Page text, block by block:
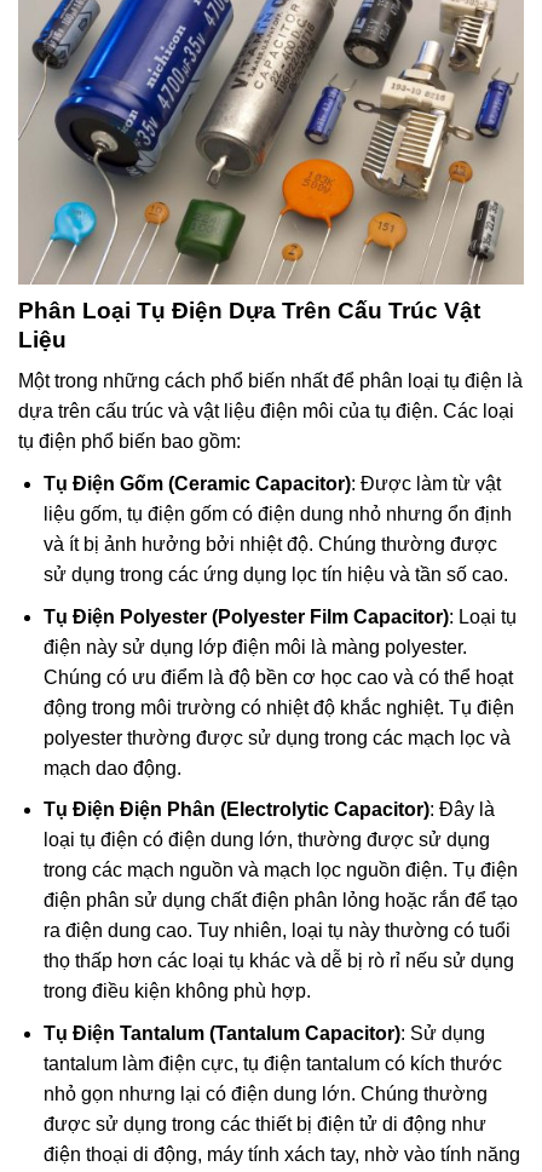
Phân Loại Tụ Điện Dựa Trên Cấu Trúc Vật
Liệu
Một trong những cách phổ biến nhất để phân loại tụ điện là
dựa trên cấu trúc và vật liệu điện môi của tụ điện. Các loại
tụ điện phổ biến bao gồm:
Tụ Điện Gốm (Ceramic Capacitor): Được làm từ vật
liệu gốm, tụ điện gốm có điện dung nhỏ nhưng ổn định
và ít bị ảnh hưởng bởi nhiệt độ. Chúng thường được
sử dụng trong các ứng dụng lọc tín hiệu và tần số cao.
Tụ Điện Polyester (Polyester Film Capacitor): Loại tụ
điện này sử dụng lớp điện môi là màng polyester.
Chúng có ưu điểm là độ bền cơ học cao và có thể hoạt
động trong môi trường có nhiệt độ khắc nghiệt. Tụ điện
polyester thường được sử dụng trong các mạch lọc và
mạch dao động.
Tụ Điện Điện Phân (Electrolytic Capacitor): Đây là
loại tụ điện có điện dung lớn, thường được sử dụng
trong các mạch nguồn và mạch lọc nguồn điện. Tụ điện
điện phân sử dụng chất điện phân lỏng hoặc rắn để tạo
ra điện dung cao. Tuy nhiên, loại tụ này thường có tuổi
thọ thấp hơn các loại tụ khác và dễ bị rò rỉ nếu sử dụng
trong điều kiện không phù hợp.
Tụ Điện Tantalum (Tantalum Capacitor): Sử dụng
tantalum làm điện cực, tụ điện tantalum có kích thước
nhỏ gọn nhưng lại có điện dung lớn. Chúng thường
được sử dụng trong các thiết bị điện tử di động như
điện thoại di động, máy tính xách tay, nhờ vào tính năng